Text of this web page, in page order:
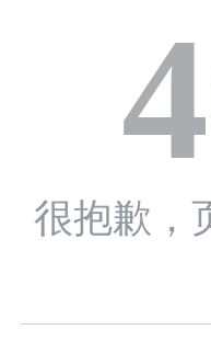
很抱歉，